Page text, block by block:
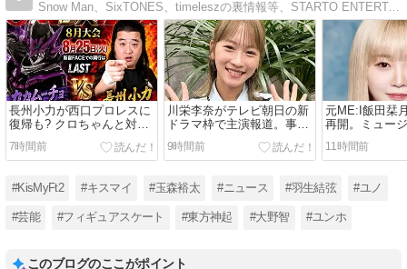
Snow Man、SixTONES、timeleszの裏情報等、STARTO ENTERTAINMENT関連のニュースや最新芸能ニュース、ゴシップネタなどを毎日更新中!
長州小力が西口プロレスに
復帰も? クロちゃんと対戦
決定で物議。無免許運転・
信号無視でクビも、3ヶ月
7時間前
川栄李奈がテレビ朝日の新
ドラマ枠で主演報道。事務
所独立＆離婚後初の連ドラ
出演。榮倉奈々出演の注目
9時間前
元ME:I飯田栞
再開。ミュー
ントム』ヒロ
スキャンダル
11時間前
#KisMyFt2 #キスマイ #玉森裕太 #ニュース #羽生結弦 #ユノ
#芸能 #フィギュアスケート #東方神起 #大野智 #ユンホ
このブログのここがポイント